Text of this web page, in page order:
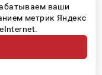
защищены
16+
ваши
метрик Яндекс